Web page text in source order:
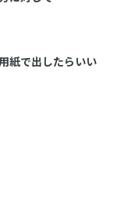
紙で出したらいい